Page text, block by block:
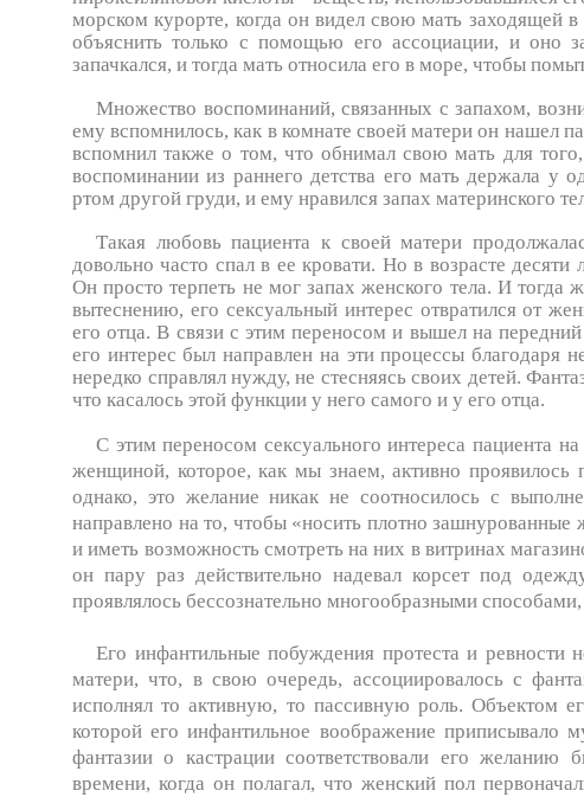
морском курорте, когда он видел свою мать заходящей
объяснить только с помощью его ассоциации, и оно
запачкался, и тогда мать относила его в море, чтобы
Множество воспоминаний, связанных с запахом,
ему вспомнилось, как в комнате своей матери он нашел
вспомнил также о том, что обнимал свою мать для
воспоминании из раннего детства его мать держала у
ртом другой груди, и ему нравился запах материнского
Такая любовь пациента к своей матери
довольно часто спал в ее кровати. Но в возрасте
Он просто терпеть не мог запах женского тела. И тогда
вытеснению, его сексуальный интерес отвратился от
его отца. В связи с этим переносом и вышел на
его интерес был направлен на эти процессы бла­годаря
нередко справлял нужду, не стесняясь своих детей.
что касалось этой функции у него самого и у его отца.
С этим переносом сексуального интереса пациента
женщиной, которое, как мы знаем, активно проявилось
однако, это желание никак не соотносилось с
направлено на то, чтобы «носить плотно
и иметь возможность смотреть на них в витринах
он пару раз действительно надевал корсет под
проявлялось бессознательно многообразными
Его инфантильные побуждения протеста и ревности
матери, что, в свою очередь, ассоциировалось с
исполнял то активную, то пассивную роль. Объектом
которой его инфантильное воображение приписывало
фантазии о кастрации соответствовали его
времени, когда он полагал, что женский пол